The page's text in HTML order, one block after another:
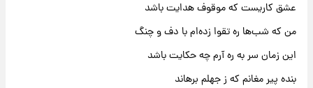
عشق کاریست که موقوف هدایت باشد
من که شب‌ها ره تقوا زده‌ام با دف و چنگ
این زمان سر به ره آرم چه حکایت باشد
بنده پیر مغانم که ز جهلم برهاند